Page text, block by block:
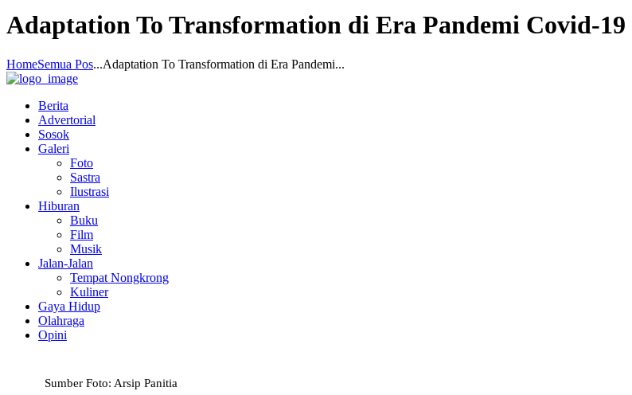
Adaptation To Transformation di Era Pandemi Covid-19
HomeSemua Pos...Adaptation To Transformation di Era Pandemi...
Berita
Advertorial
Sosok
Galeri
Foto
Sastra
Ilustrasi
Hiburan
Buku
Film
Musik
Jalan-Jalan
Tempat Nongkrong
Kuliner
Gaya Hidup
Olahraga
Opini
Sumber Foto: Arsip Panitia